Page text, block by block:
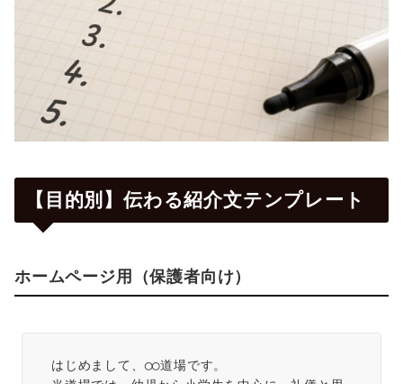
【目的別】伝わる紹介文テンプレート
ホームページ用（保護者向け）
はじめまして、◯◯道場です。